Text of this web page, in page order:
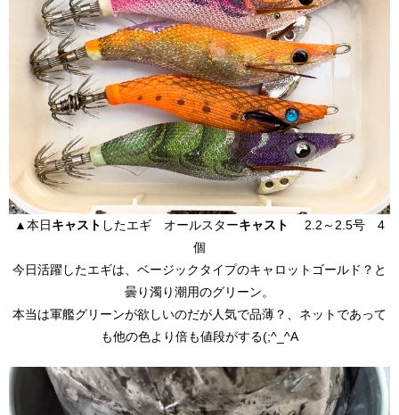
▲本日キャスト したエギ オールスターキャスト
2.2～2.5号 4
個
今日活躍したエギは、ベージックタイプのキャロットゴールド？と
曇り濁り潮用のグリーン。
本当は軍艦グリーンが欲しいのだが人気で品薄？、ネットであって
も他の色より倍も値段がする(;^_^A